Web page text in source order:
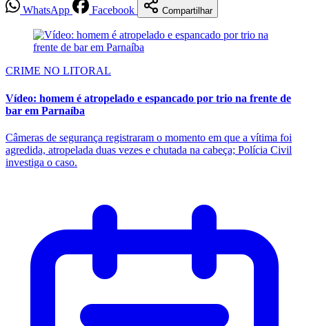
WhatsApp Facebook Compartilhar
CRIME NO LITORAL
Vídeo: homem é atropelado e espancado por trio na frente de
bar em Parnaíba
Câmeras de segurança registraram o momento em que a vítima foi
agredida, atropelada duas vezes e chutada na cabeça; Polícia Civil
investiga o caso.